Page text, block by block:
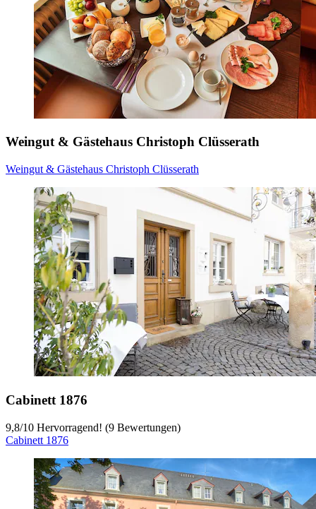
Weingut & Gästehaus Christoph Clüsserath
Weingut & Gästehaus Christoph Clüsserath
Cabinett 1876
9,8/10 Hervorragend! (9 Bewertungen)
Cabinett 1876